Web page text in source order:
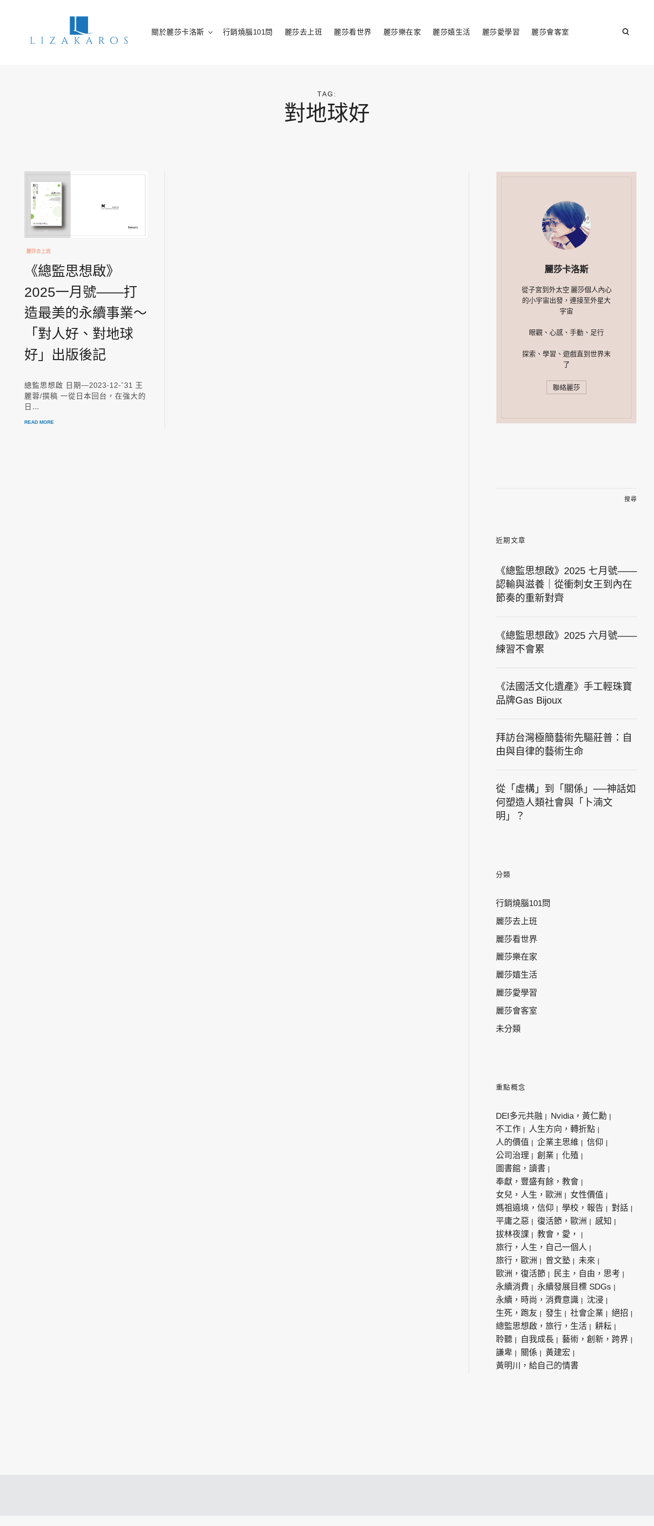
關於麗莎卡洛斯 toggle
child
行銷燒腦101問 麗莎去上班 麗莎看世界 麗莎樂在家 麗莎嬉生活 麗莎愛學習 麗莎會客室
open
TAG:
對地球好
麗莎去上班
《總監思想啟》
2025一月號——打
造最美的永續事業～
「對人好、對地球
好」出版後記
總監思想啟 日期—2023-12-ˇ31 王
麗蓉/撰稿 一從日本回台，在強大的
日…
READ MORE
麗莎卡洛斯
從子宮到外太空 麗莎個人內心
的小宇宙出發，連接至外星大
宇宙
眼觀、心感、手動、足行
探索、學習、遊戲直到世界末
了
聯絡麗莎
近期文章
《總監思想啟》2025 七月號——
認輸與滋養｜從衝刺女王到內在
節奏的重新對齊
《總監思想啟》2025 六月號——
練習不會累
《法國活文化遺產》手工輕珠寶
品牌Gas Bijoux
拜訪台灣極簡藝術先驅莊普：自
由與自律的藝術生命
從「虛構」到「關係」──神話如
何塑造人類社會與「卜湳文
明」？
分類
行銷燒腦101問
麗莎去上班
麗莎看世界
麗莎樂在家
麗莎嬉生活
麗莎愛學習
麗莎會客室
未分類
重點概念
DEI多元共融
Nvidia，黃仁勳
不工作
人生方向，轉折點
人的價值
企業主思維
信仰
公司治理
創業
化殖
圖書館，讀書
奉獻，豐盛有餘，教會
女兒，人生，歐洲
女性價值
媽祖遶境，信仰
學校，報告
對話
平庸之惡
復活節，歐洲
感知
拔林夜課
教會，愛，
旅行，人生，自己一個人
旅行，歐洲
曾文塾
未來
歐洲，復活節
民主，自由，思考
永續消費
永續發展目標 SDGs
永續，時尚，消費意識
沈浸
生死，跑友
發生 社會企業
絕招
總監思想啟，旅行，生活
耕耘
聆聽
自我成長
藝術，創新，跨界
謙卑
關係
黃建宏
黃明川，給自己的情書